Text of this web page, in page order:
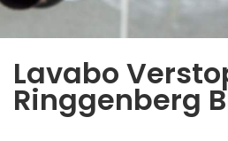
Lavabo
Ringgenberg